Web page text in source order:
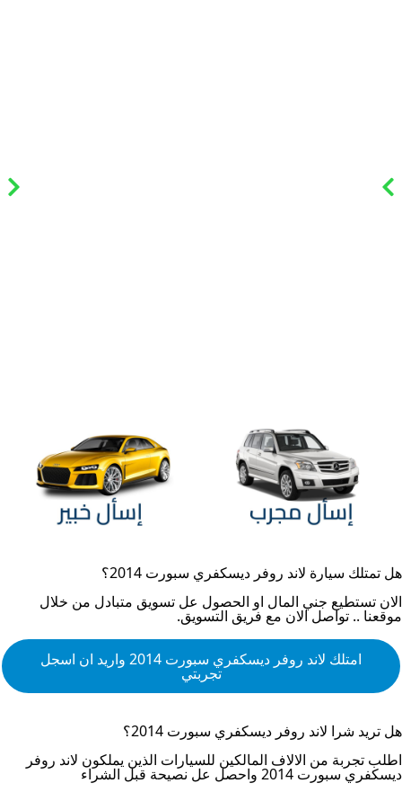
هل تمتلك سيارة لاند روفر ديسكفري سبورت 2014
؟
الان تستطيع جني المال او الحصول عل تسويق متبادل من خلال
موقعنا .. تواصل الان مع فريق التسويق.
امتلك لاند روفر ديسكفري سبورت 2014 واريد ان اسجل
تجربتي
هل تريد شرا لاند روفر ديسكفري سبورت 2014
؟
اطلب تجربة من الالاف المالكين للسيارات الذين يملكون لاند روفر
ديسكفري سبورت 2014 واحصل عل نصيحة قبل الشراء